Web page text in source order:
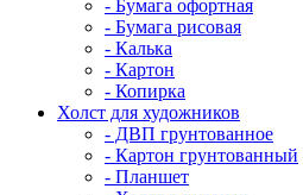
- Бумага офортная
- Бумага рисовая
- Калька
- Картон
- Копирка
Холст для художников
- ДВП грунтованное
- Картон грунтованный
- Планшет